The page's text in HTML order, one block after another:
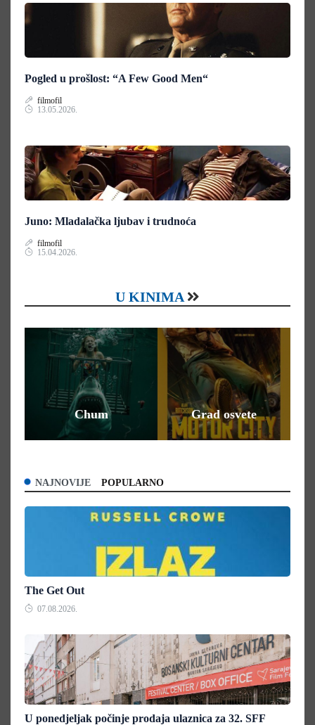
Pogled u prošlost: “A Few Good Men“
filmofil
13.05.2026.
Juno: Mladalačka ljubav i trudnoća
filmofil
15.04.2026.
U KINIMA
Chum
Grad osvete
NAJNOVIJE POPULARNO
The Get Out
07.08.2026.
U ponedjeljak počinje prodaja ulaznica za 32. SFF